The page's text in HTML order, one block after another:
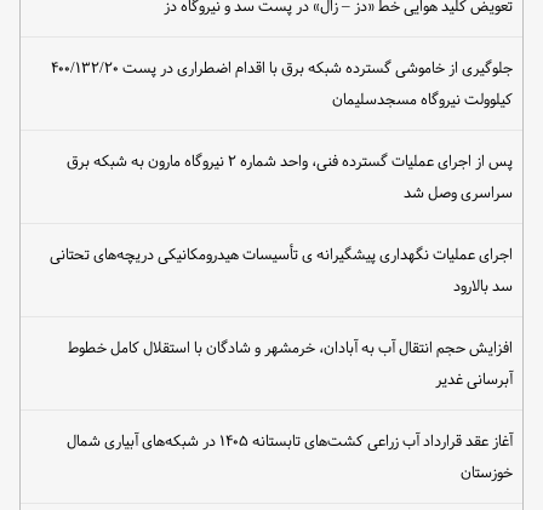
تعویض کلید هوایی خط «دز – زال» در پست سد و نیروگاه دز
جلوگیری از خاموشی گسترده شبکه برق با اقدام اضطراری در پست ۴۰۰/۱۳۲/۲۰
کیلوولت نیروگاه مسجدسلیمان
پس از اجرای عملیات گسترده فنی، واحد شماره ۲ نیروگاه مارون به شبکه برق
سراسری وصل شد
اجرای عملیات نگهداری پیشگیرانه ی تأسیسات هیدرومکانیکی دریچه‌های تحتانی
سد بالارود
افزایش حجم انتقال آب به آبادان، خرمشهر و شادگان با استقلال کامل خطوط
آبرسانی غدیر
آغاز عقد قرارداد آب زراعی کشت‌های تابستانه ۱۴۰۵ در شبکه‌های آبیاری شمال
خوزستان